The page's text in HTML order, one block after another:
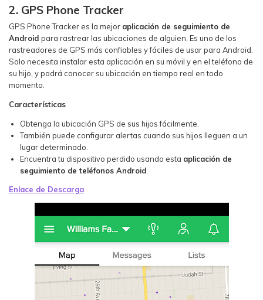
2. GPS Phone Tracker
GPS Phone Tracker es la mejor aplicación de seguimiento de
Android para rastrear las ubicaciones de alguien. Es uno de los
rastreadores de GPS más confiables y fáciles de usar para Android.
Solo necesita instalar esta aplicación en su móvil y en el teléfono de
su hijo, y podrá conocer su ubicación en tiempo real en todo
momento.
Características
Obtenga la ubicación GPS de sus hijos fácilmente.
También puede configurar alertas cuando sus hijos lleguen a un
lugar determinado.
Encuentra tu dispositivo perdido usando esta aplicación de
seguimiento de teléfonos Android
Enlace de Descarga